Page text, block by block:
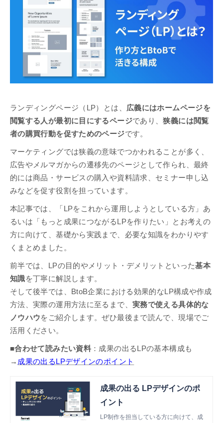
ランディングページ（LP）とは、 広義にはホームページを
閲覧する人が最初に目にするページであり、狭義には閲覧
者の購買行動を促すためのページです。
マーケティングでは狭義の意味でつかわれることが多く、
広告やメルマガからの遷移先のページとして作られ、最終
的には商品・サービスの購入や資料請求、セミナー申し込
みなどを促す役割を担っています。
本記事では、「LPをこれから運用しようとしている方」あ
るいは「もっと成果につながるLPを作りたい」とお考えの
方に向けて、基礎から実践まで、必要な知識をわかりやす
くまとめました。
前半では、LPの目的やメリット・デメリットといった基本
知識を丁寧に解説します。
そして後半では、BtoB企業における効果的なLP構成や作成
方法、実際の運用方法に至るまで、 実務で使える具体的な
ノウハウをご紹介します。ぜひ最後まで読んで、現場でご
活用ください。
■合わせて読みたい資料 ：成果の出るLPの基本構成も
→ 成果の出るLPデザインのポイント
成果の出る LPデザインのポ
イント
LP制作を担当している方に向けて、成